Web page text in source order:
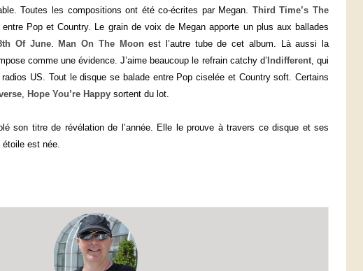
Toutes les compositions ont été co-écrites par Megan. Third Time’s The
Pop et Country. Le grain de voix de Megan apporte un plus aux ballades
Of June. Man On The Moonest l’autre tube de cet album. Là aussi la
comme une évidence. J’aime beaucoup le refrain catchy d’ Indifferent, qui
US. Tout le disque se balade entre Pop ciselée et Country soft. Certains
, Hope You’re Happy sortent du lot.
son titre de révélation de l’année. Elle le prouve à travers ce disque et ses
est née.